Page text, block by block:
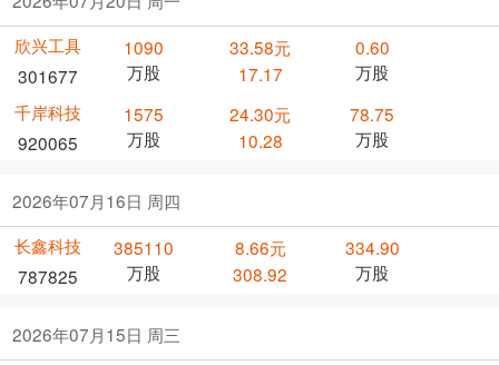
欣兴工具
301677
1090
万股
33.58元
17.17
0.60
万股
千岸科技
920065
1575
万股
24.30元
10.28
78.75
万股
2026年07月16日 周四
长鑫科技
787825
385110
万股
8.66元
308.92
334.90
万股
2026年07月15日 周三